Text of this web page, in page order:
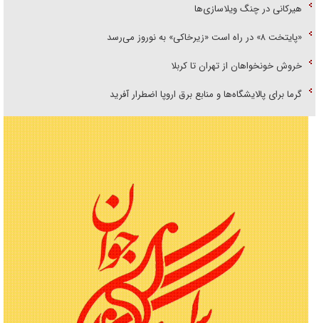
هیرکانی در چنگ ویلاسازی‌ها
«پایتخت ۸» در راه است «زیرخاکی» به نوروز می‌رسد
خروش خونخواهان از تهران تا کربلا
گرما برای پالایشگاه‌ها و منابع برق اروپا اضطرار آفرید